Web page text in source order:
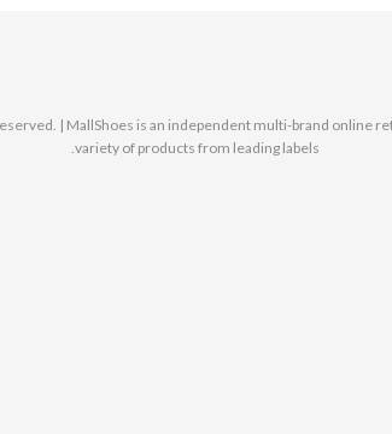
reserved. | MallShoes is an independent multi-brand online
variety of products from leading labels.